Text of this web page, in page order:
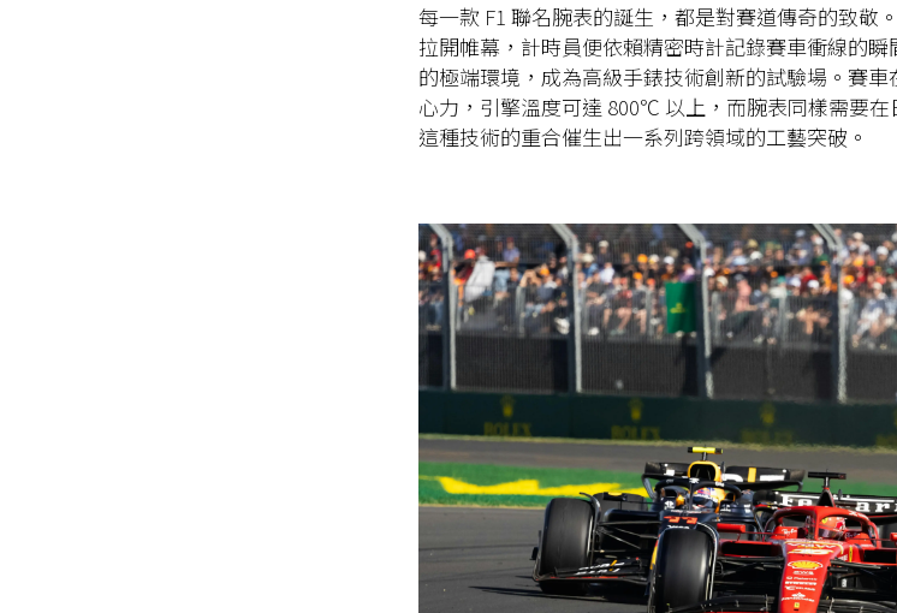
每一款 F1 聯名腕表的誕生，都是對賽道傳奇的致敬
拉開帷幕，計時員便依賴精密時計記錄賽車衝線的
的極端環境，成為高級手錶技術創新的試驗場。賽
心力，引擎溫度可達 800℃ 以上，而腕表同樣需要在
這種技術的重合催生出一系列跨領域的工藝突破。